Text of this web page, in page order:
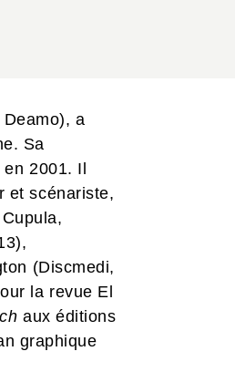
a
Sa
2001. Il
et scénariste,
(Discmedi,
la revue El
aux éditions
graphique